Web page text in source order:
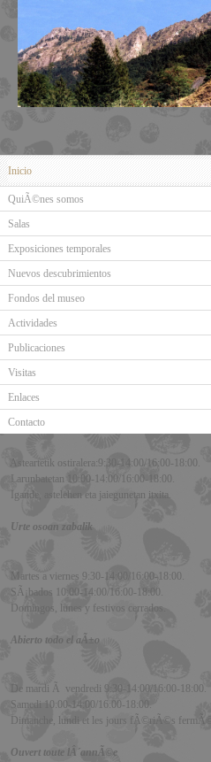
Inicio
QuiÃ©nes somos
Salas
Exposiciones temporales
Nuevos descubrimientos
Fondos del museo
Actividades
Publicaciones
Visitas
Enlaces
Contacto
Asteartetik ostiralera:9:30-14:00/16:00-18:00.
Larunbatetan 10:00-14:00/16:00-18:00.
Igande, astelehen eta jaiegunetan itxita.
Urte osoan zabalik
Martes a viernes 9:30-14:00/16:00-18:00.
SÃ¡bados 10:00-14:00/16:00-18:00.
Domingos, lunes y festivos cerrados.
Abierto todo el aÃ±o
De mardi Ã vendredi 9:30-14:00/16:00-18:00.
Samedi 10:00-14:00/16:00-18:00.
Dimanche, lundi et les jours fÃ©riÃ©s fermÃ©.
Ouvert toute lÂ´annÃ©e